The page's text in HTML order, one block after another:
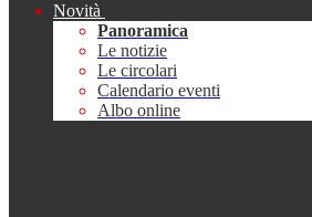
Novità
Panoramica
Le notizie
Le circolari
Calendario eventi
Albo online